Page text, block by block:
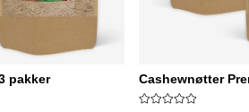
pakker Cashewnøtter